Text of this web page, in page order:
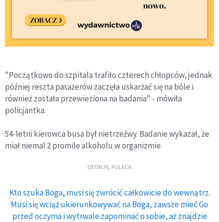
"Początkowo do szpitala trafiło czterech chłopców, jednak
później reszta pasażerów zaczęła uskarżać się na bóle i
również została przewieziona na badania" - mówiła
policjantka.
54-letni kierowca busa był nietrzeźwy. Badanie wykazał, że
miał niemal 2 promile alkoholu w organizmie.
DEON.PL POLECA
Kto szuka Boga, musi się zwrócić całkowicie do wewnątrz.
Musi się wciąż ukierunkowywać na Boga, zawsze mieć Go
przed oczyma i wytrwale zapominać o sobie, aż znajdzie